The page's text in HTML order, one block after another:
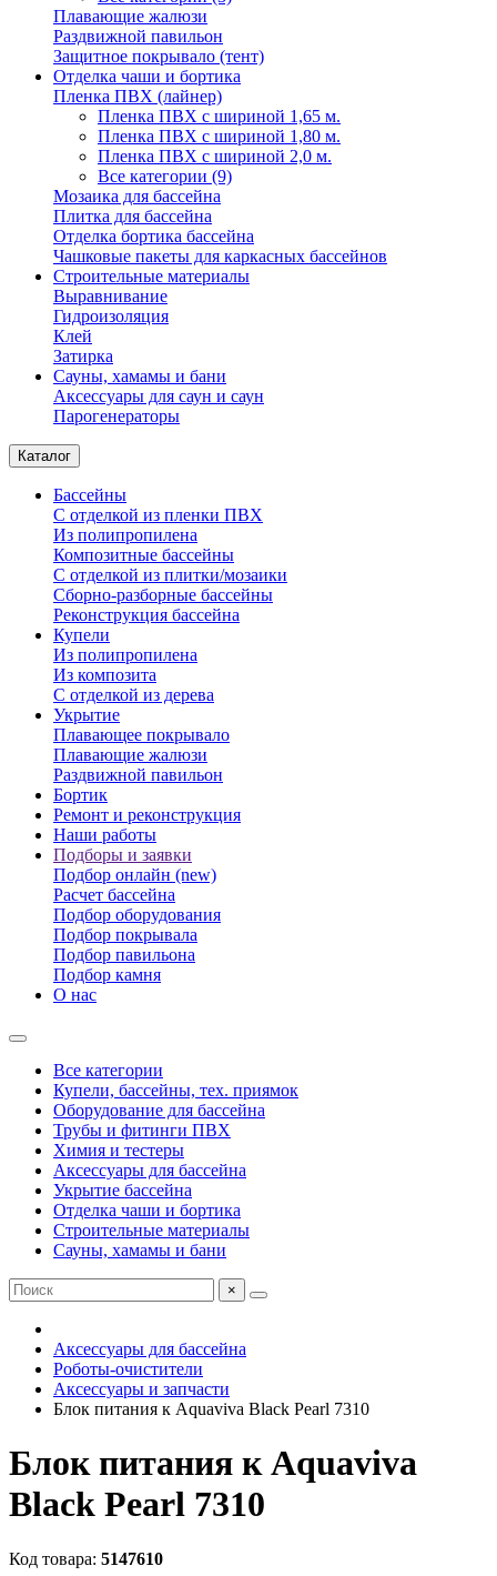
Плавающие жалюзи
Раздвижной павильон
Защитное покрывало (тент)
Отделка чаши и бортика
Пленка ПВХ (лайнер)
Пленка ПВХ с шириной 1,65 м.
Пленка ПВХ с шириной 1,80 м.
Пленка ПВХ с шириной 2,0 м.
Все категории (9)
Мозаика для бассейна
Плитка для бассейна
Отделка бортика бассейна
Чашковые пакеты для каркасных бассейнов
Строительные материалы
Выравнивание
Гидроизоляция
Клей
Затирка
Сауны, хамамы и бани
Аксессуары для саун и саун
Парогенераторы
Каталог
Бассейны
С отделкой из пленки ПВХ
Из полипропилена
Композитные бассейны
С отделкой из плитки/мозаики
Сборно-разборные бассейны
Реконструкция бассейна
Купели
Из полипропилена
Из композита
С отделкой из дерева
Укрытие
Плавающее покрывало
Плавающие жалюзи
Раздвижной павильон
Бортик
Ремонт и реконструкция
Наши работы
Подборы и заявки
Подбор онлайн (new)
Расчет бассейна
Подбор оборудования
Подбор покрывала
Подбор павильона
Подбор камня
О нас
Все категории
Купели, бассейны, тех. приямок
Оборудование для бассейна
Трубы и фитинги ПВХ
Химия и тестеры
Аксессуары для бассейна
Укрытие бассейна
Отделка чаши и бортика
Строительные материалы
Сауны, хамамы и бани
×
Аксессуары для бассейна
Роботы-очистители
Аксессуары и запчасти
Блок питания к Aquaviva Black Pearl 7310
Блок питания к Aquaviva
Black Pearl 7310
Код товара: 5147610